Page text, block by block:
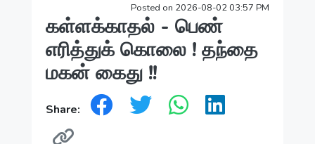
Posted on 2026-08-02 03:57 PM
கள்ளக்காதல் - பெண்
எரித்துக் கொலை ! தந்தை
மகன் கைது !!
Share: